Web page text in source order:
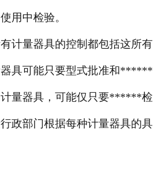
用中检验。
量器具的控制都包括这所有
具可能只要型式批准和******
量器具，可能仅只要******检
政部门根据每种计量器具的具